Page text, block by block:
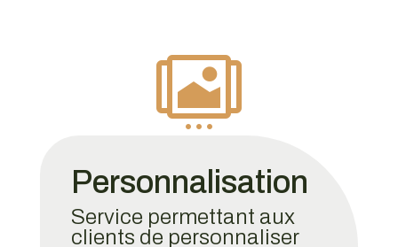

Personnalisation
Service permettant aux
clients de personnaliser